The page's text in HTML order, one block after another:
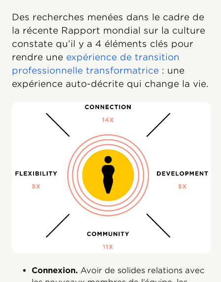
Des recherches menées dans le cadre de
la récente Rapport mondial sur la culture
constate qu’il y a 4 éléments clés pour
rendre une expérience de transition
professionnelle transformatrice : une
expérience auto-décrite qui change la vie.
Connexion. Avoir de solides relations avec